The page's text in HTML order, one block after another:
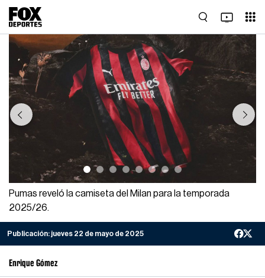
Previous Next
Pumas reveló la camiseta del Milan para la temporada
2025/26.
Publicación: jueves 22 de mayo de 2025
Enrique Gómez